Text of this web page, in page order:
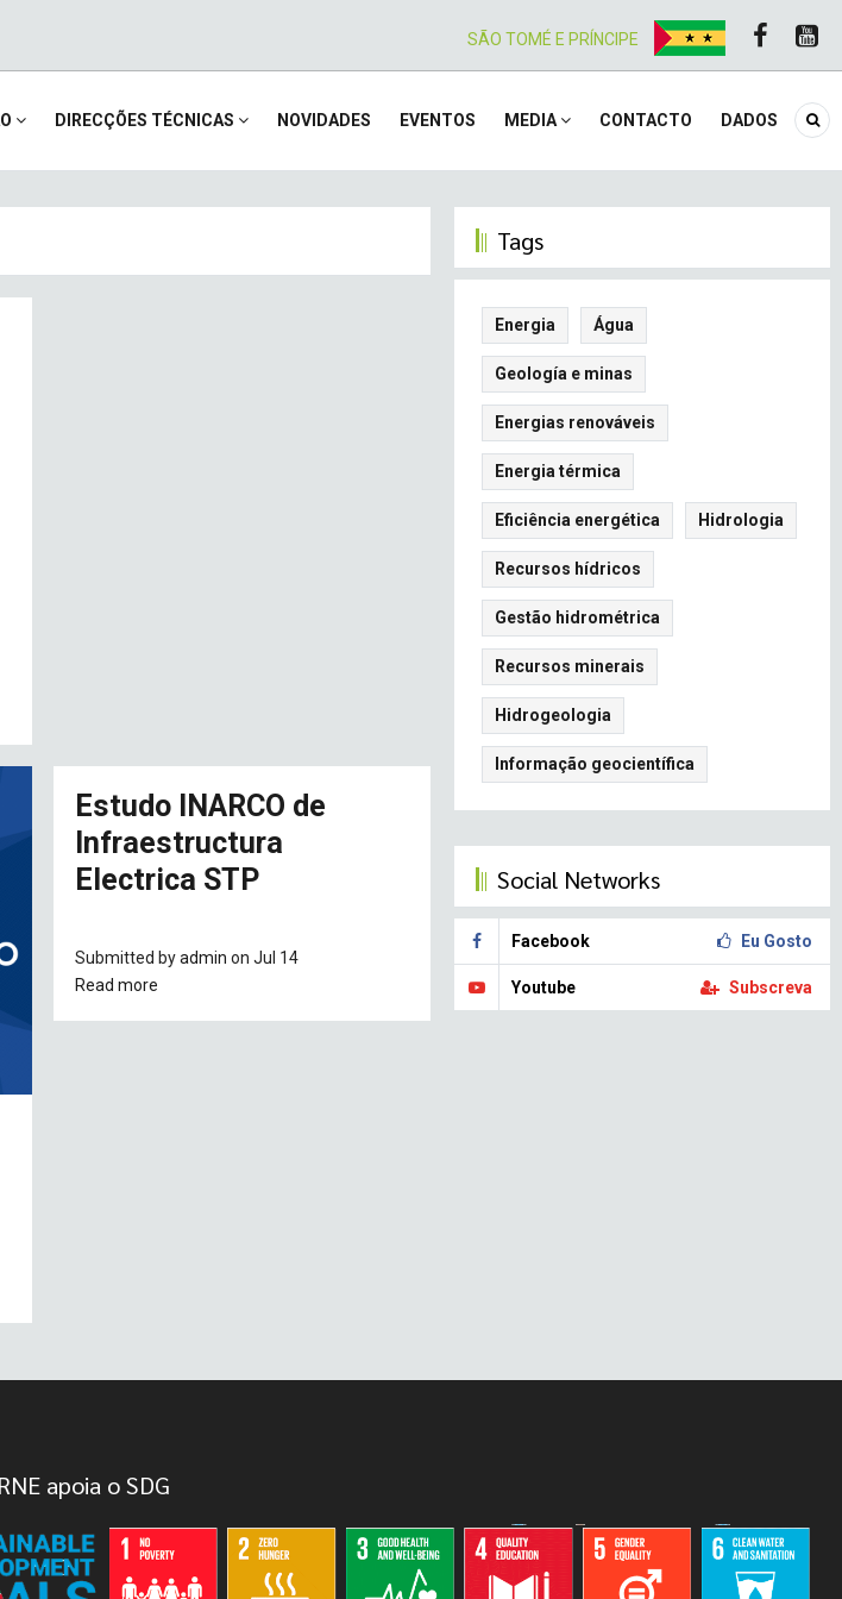
SÃO TOMÉ E PRÍNCIPE
DIRECÇÕES TÉCNICAS NOVIDADES EVENTOS MEDIA CONTACTO DADOS
Estudo INARCO de
Infraestructura
Electrica STP
Submitted byadmin on Jul 14
Read more
Tags
Energia Água
Geología e minas
Energias renováveis
Energia térmica
Eficiência energética Hidrologia
Recursos hídricos
Gestão hidrométrica
Recursos minerais
Hidrogeologia
Informação geocientífica
Social Networks
Facebook Eu Gosto
Youtube Subscreva
apoia o SDG